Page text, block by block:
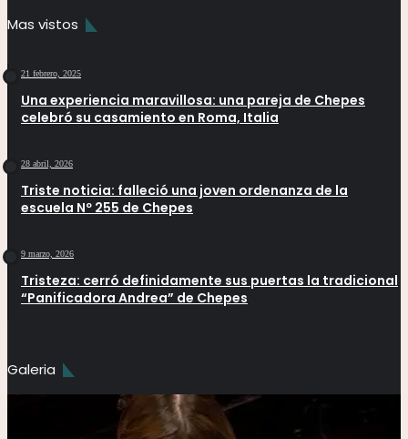
Mas vistos
21 febrero, 2025
Una experiencia maravillosa: una pareja de Chepes
celebró su casamiento en Roma, Italia
28 abril, 2026
Triste noticia: falleció una joven ordenanza de la
escuela Nº 255 de Chepes
9 marzo, 2026
Tristeza: cerró definidamente sus puertas la tradicional
“Panificadora Andrea” de Chepes
Galeria